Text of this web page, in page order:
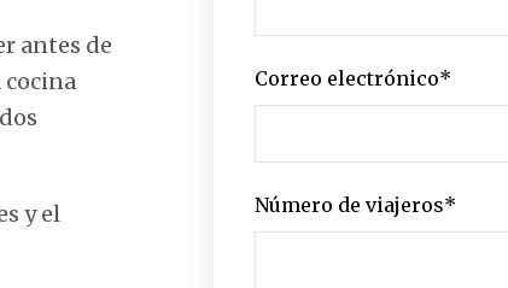
antes de
cocina
y el
Correo electrónico*
Número de viajeros*